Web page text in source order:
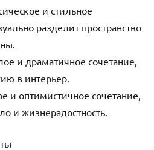
и стильное
разделит пространство
и драматичное сочетание,
в интерьер.
оптимистичное сочетание,
и жизнерадостность.